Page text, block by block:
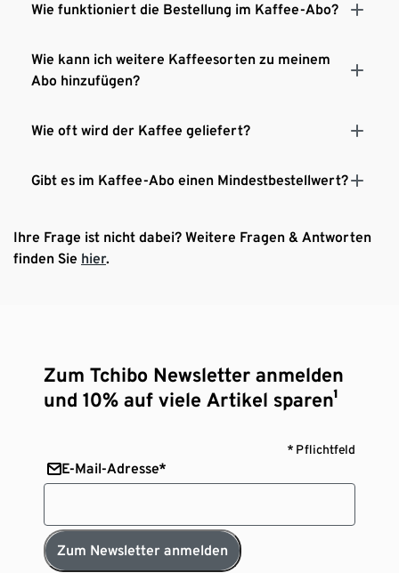
Wie funktioniert die Bestellung im Kaffee-Abo?
Wie kann ich weitere Kaffeesorten zu meinem
Abo hinzufügen?
Wie oft wird der Kaffee geliefert?
Gibt es im Kaffee-Abo einen Mindestbestellwert?
Ihre Frage ist nicht dabei? Weitere Fragen & Antworten
finden Sie hier.
Zum Tchibo Newsletter anmelden
und 10% auf viele Artikel sparen¹
* Pflichtfeld
E-Mail-Adresse*
Zum Newsletter anmelden